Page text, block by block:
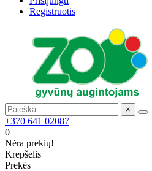
Registruotis
×
+370 641 02087
0
Nėra prekių!
Krepšelis
Prekės